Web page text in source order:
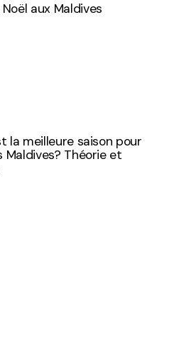
Noël aux Maldives
la meilleure saison pour
Maldives? Théorie et